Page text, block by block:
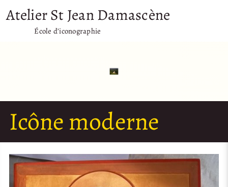
Atelier St Jean Damascène
École d’iconographie
Icône moderne